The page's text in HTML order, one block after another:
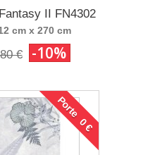
II FN4302
cm x 270 cm
€ -10%
Porte 0 €